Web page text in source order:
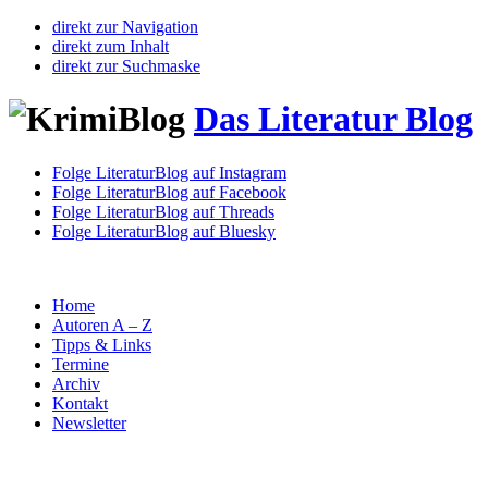
direkt zur Navigation
direkt zum Inhalt
direkt zur Suchmaske
Das Literatur Blog
Folge LiteraturBlog auf Instagram
Folge LiteraturBlog auf Facebook
Folge LiteraturBlog auf Threads
Folge LiteraturBlog auf Bluesky
Home
Autoren A – Z
Tipps & Links
Termine
Archiv
Kontakt
Newsletter